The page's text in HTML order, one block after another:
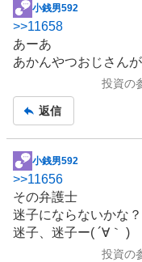
掲
示
板
記
小銭男592
>>11658
あーあ
あかんやつおじさ
投資の
返信
掲
示
板
記
事
小銭男592
>>11656
その弁護士
迷子にならないかな
迷子、迷子ー( ´∀｀ )
投資の